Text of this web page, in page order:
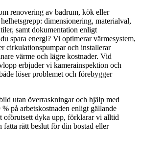
renovering av badrum, kök eller
dimensionering, materialval,
samt dokumentation enligt
spara energi? Vi optimerar värmesystem,
cirkulationspumpar och installerar
värme och lägre kostnader. Vid
erbjuder vi kamerainspektion och
löser problemet och förebygger
utan överraskningar och hjälp med
på arbetskostnaden enligt gällande
oförutsett dyka upp, förklarar vi alltid
fatta rätt beslut för din bostad eller